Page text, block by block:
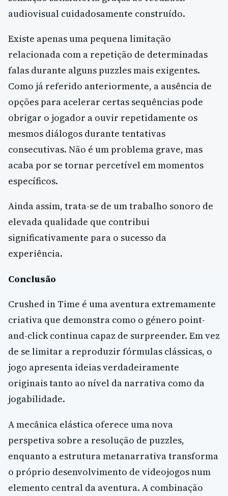
audiovisual cuidadosamente construído.
Existe apenas uma pequena limitação
relacionada com a repetição de determinadas
falas durante alguns puzzles mais exigentes.
Como já referido anteriormente, a ausência de
opções para acelerar certas sequências pode
obrigar o jogador a ouvir repetidamente os
mesmos diálogos durante tentativas
consecutivas. Não é um problema grave, mas
acaba por se tornar percetível em momentos
específicos.
Ainda assim, trata-se de um trabalho sonoro de
elevada qualidade que contribui
significativamente para o sucesso da
experiência.
Conclusão
Crushed in Time é uma aventura extremamente
criativa que demonstra como o género point-
and-click continua capaz de surpreender. Em vez
de se limitar a reproduzir fórmulas clássicas, o
jogo apresenta ideias verdadeiramente
originais tanto ao nível da narrativa como da
jogabilidade.
A mecânica elástica oferece uma nova
perspetiva sobre a resolução de puzzles,
enquanto a estrutura metanarrativa transforma
o próprio desenvolvimento de videojogos num
elemento central da aventura. A combinação